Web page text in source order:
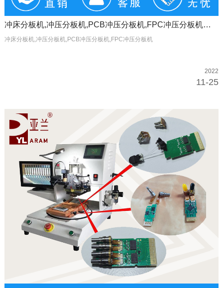
冲床分板机,冲压分板机,PCB冲压分板机,FPC冲压分板机制造厂
冲床分板机,冲压分板机,PCB冲压分板机,FPC冲压分板机
2022
11-25